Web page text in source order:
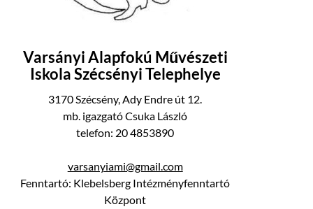
Varsányi Alapfokú Művészeti
Iskola Szécsényi Telephelye
3170 Szécsény, Ady Endre út 12.
mb. igazgató Csuka László
telefon: 20 4853890
varsanyiami@gmail.com
Fenntartó: Klebelsberg Intézményfenntartó
Központ